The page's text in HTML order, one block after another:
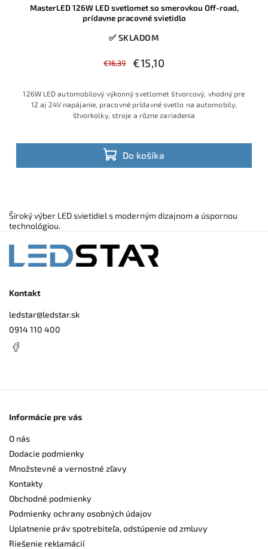
MasterLED 126W LED svetlomet so smerovkou Off-road,
prídavne pracovné svietidlo
✅ SKLADOM
€16,39 €15,10
Do košíka
126W LED automobilový výkonný svetlomet štvorcový, vhodný pre
12 aj 24V napájanie, pracovné prídavné svetlo na automobily,
štvorkolky, stroje a rôzne zariadenia
Široký výber LED svietidiel s moderným dizajnom a úspornou
technológiou.
Kontakt
ledstar@ledstar.sk
0914 110 400
Informácie pre vás
O nás
Dodacie podmienky
Množstevné a vernostné zľavy
Kontakty
Obchodné podmienky
Podmienky ochrany osobných údajov
Uplatnenie práv spotrebiteľa, odstúpenie od zmluvy
Riešenie reklamácií